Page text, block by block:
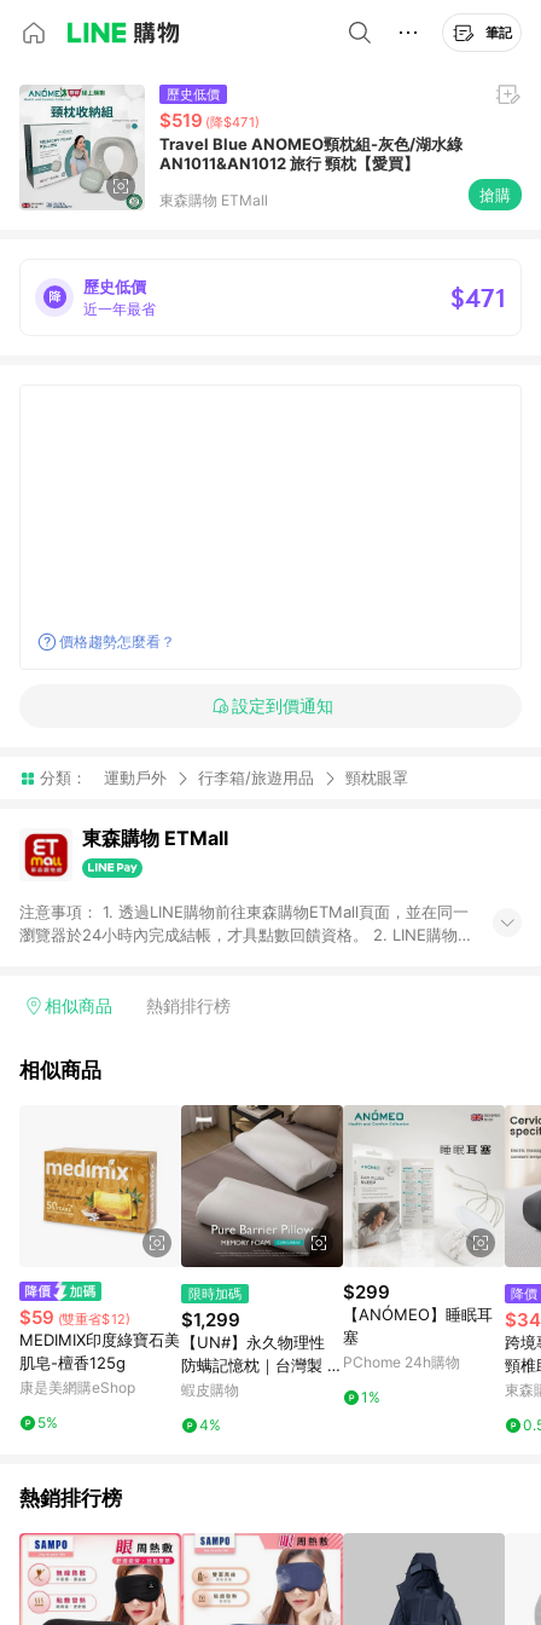
筆記
歷史低價
$519 (降$471)
Travel Blue ANOMEO頸枕組-灰色/湖水綠
AN1011&AN1012 旅行 頸枕【愛買】
東森購物 ETMall 搶購
歷史低價
近一年最省 $471
價格趨勢怎麼看？
設定到價通知
分類： 運動戶外 行李箱/旅遊用品 頸枕眼罩
東森購物 ETMall
注意事項： 1. 透過LINE購物前往東森購物ETMall頁面，並在同一
瀏覽器於24小時內完成結帳，才具點數回饋資格。 2. LINE購物
單，皆不在點數回饋範圍內。 3. 如購買以下類別商品，將無法獲
球嚴選、商城、專案商品、「草莓網」全館商品。 4. 如取消訂
回饋。 5. 點數回饋會扣除所有折扣優惠後之最終發票金額計算，
實際回饋請依LINE購物通知為主。 6. 訂單如有使用東森購物
ETMall站內之折扣優惠(包含但不限於東森幣、樂透金、東森現金
券等)，不具點數回饋資格。詳細請依東森購物ETMall之結帳頁面
顯示為準。 7. LINE購物設有「單一商品最高回饋點數」機制(特
殊活動時開放「回饋無上限」)，以同一訂單中同一商品不論件數
計算，並依訂單成立時間當下LINE購物所設定的回饋機制為準。
8. LINE購物為購物資訊整合性平台，商品資料更新會有時間差，
如顯示之商品規格、顏色、價位、贈品與東森購物ETMall銷售網
頁不符，以銷售網頁標示為準。 9. 若有贈點爭議，請務必於訂單
日期+180天以內至LINE購物客服洽詢；若超過180天(含)以上進
行申訴，恕無法贈點回饋。 10. 部分點數紅包僅限指定商品使
用，或不適用於無回饋商品。各點數紅包之適用商品與使用條件
請依點數紅包頁面規則為準。
相似商品 熱銷排行榜
相似商品
$59 (雙重省$12)
MEDIMIX印度綠寶石美
肌皂-檀香125g
康是美網購eShop
5%
限時加碼
$1,299
【UN#】永久物理性
防螨記憶枕｜台灣製 人
體工學曲線型—MIT 75
/ 防螨防塵抗過敏
蝦皮購物
4%
$299
【ANÓMEO】睡眠耳
塞
PChome 24h購物
1%
降價
跨境
頸椎
熱頸
東森
熱銷排行榜